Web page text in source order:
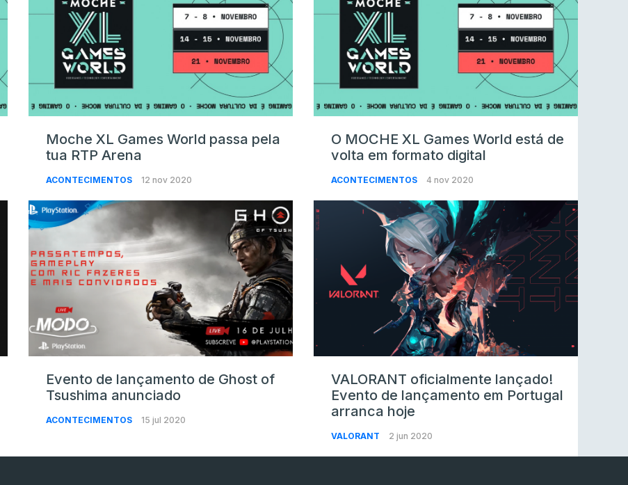
Moche XL Games World passa pela
tua RTP Arena
ACONTECIMENTOS 12 nov 2020
O MOCHE XL Games World está de
volta em formato digital
ACONTECIMENTOS 4 nov 2020
Evento de lançamento de Ghost of
Tsushima anunciado
ACONTECIMENTOS 15 jul 2020
VALORANT oficialmente lançado!
Evento de lançamento em Portugal
arranca hoje
VALORANT 2 jun 2020